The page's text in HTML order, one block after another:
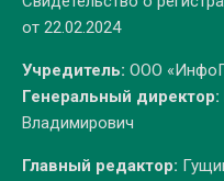
от 22.02.2024
Учредитель: ООО
Генеральный директор:
Владимирович
Главный редактор: